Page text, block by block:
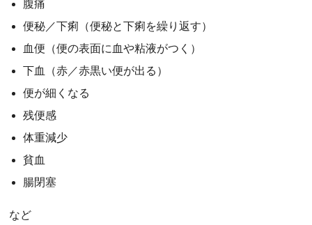
腹痛
便秘／下痢（便秘と下痢を繰り返す）
血便（便の表面に血や粘液がつく）
下血（赤／赤黒い便が出る）
便が細くなる
残便感
体重減少
貧血
腸閉塞
など